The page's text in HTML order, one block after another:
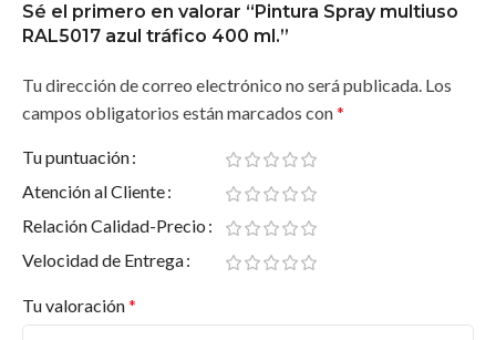
Sé el primero en valorar “Pintura Spray multiuso
RAL5017 azul tráfico 400 ml.”
Tu dirección de correo electrónico no será publicada. Los
campos obligatorios están marcados con*
Tu puntuación
Atención al Cliente
Relación Calidad-Precio
Velocidad de Entrega
Tu valoración*